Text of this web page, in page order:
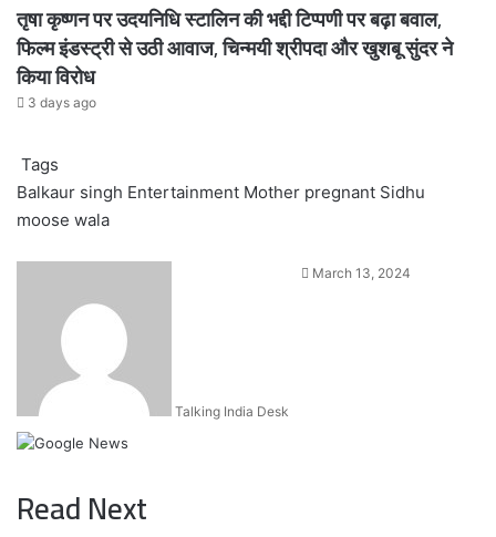
तृषा कृष्णन पर उदयनिधि स्टालिन की भद्दी टिप्पणी पर बढ़ा बवाल,
फिल्म इंडस्ट्री से उठी आवाज, चिन्मयी श्रीपदा और खुशबू सुंदर ने
किया विरोध
3 days ago
Tags
Balkaur singh Entertainment Mother pregnant Sidhu
moose wala
Talking India Desk
SendMarch 13, 2024
Read Next